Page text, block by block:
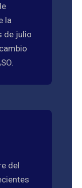
la
de julio
del